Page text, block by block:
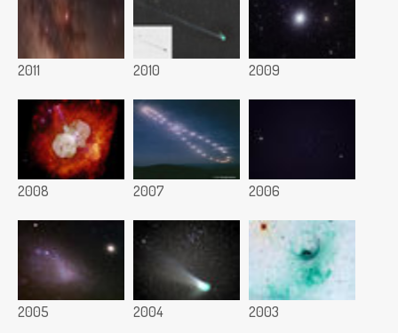
2011 2010 2009
2008 2007 2006
2005 2004 2003